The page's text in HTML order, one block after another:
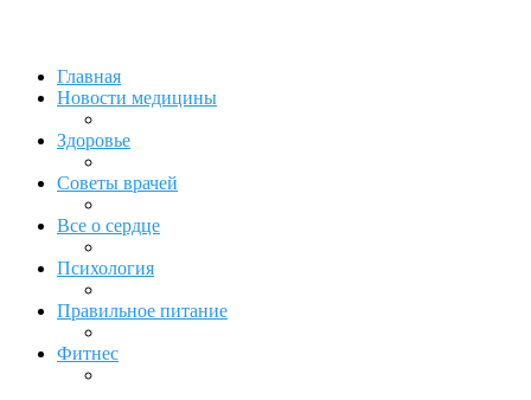
Главная
Новости медицины
Здоровье
Советы врачей
Все о сердце
Психология
Правильное питание
Фитнес